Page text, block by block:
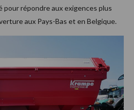
pour répondre aux exigences plus
aux Pays-Bas et en Belgique.